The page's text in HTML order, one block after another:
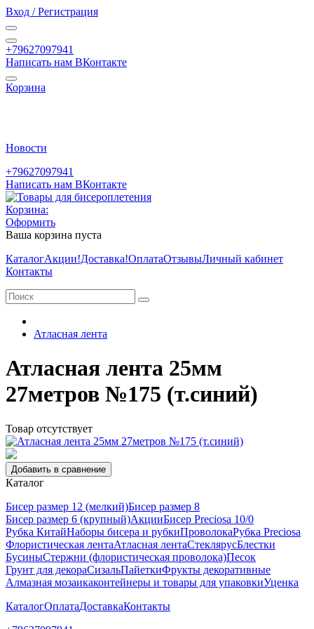
Вход / Регистрация
+79627097941
Написать нам ВКонтакте
Корзина
Новости
+79627097941
Написать нам ВКонтакте
Корзина:
Оформить
Ваша корзина пуста
КаталогАкции!Доставка!ОплатаОтзывыЛичный кабинет
Контакты
Атласная лента
Атласная лента 25мм
27метров №175 (т.синий)
Товар отсутствует
Добавить в сравнение
Каталог
Бисер размер 12 (мелкий)Бисер размер 8
Бисер размер 6 (крупный)АкцииБисер Preciosa 10/0
Рубка КитайНаборы бисера и рубкиПроволокаРубка Preciosa
Флористическая лентаАтласная лентаСтеклярусБлестки
БусиныСтержни (флористическая проволока)Песок
Грунт для декораСизальПайеткиФрукты декоративные
Алмазная мозаикаконтейнеры и товары для упаковкиУценка
КаталогОплатаДоставкаКонтакты